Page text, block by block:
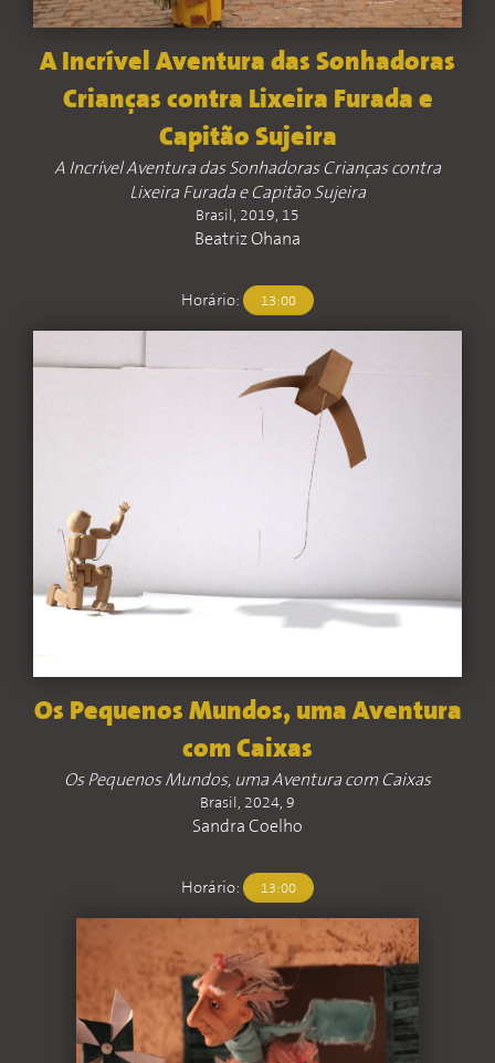
A Incrível Aventura das Sonhadoras
Crianças contra Lixeira Furada e
Capitão Sujeira
A Incrível Aventura das Sonhadoras Crianças contra
Lixeira Furada e Capitão Sujeira
Brasil, 2019, 15
Beatriz Ohana
Horário: 13:00
Os Pequenos Mundos, uma Aventura
com Caixas
Os Pequenos Mundos, uma Aventura com Caixas
Brasil, 2024, 9
Sandra Coelho
Horário: 13:00